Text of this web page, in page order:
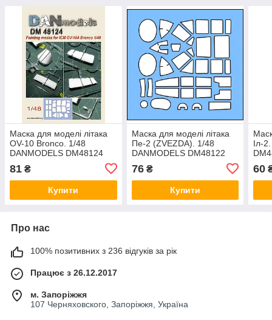
Маска для моделі літака
OV-10 Bronco. 1/48
DANMODELS DM48124
81 ₴
Купити
Маска для моделі літака
Пе-2 (ZVEZDA). 1/48
DANMODELS DM48122
76₴
Купити
Іл-
60
Про нас
100% позитивних з 236 відгуків за рік
Працює з 26.12.2017
м. Запоріжжя
107 Черняховского, Запоріжжя, Україна